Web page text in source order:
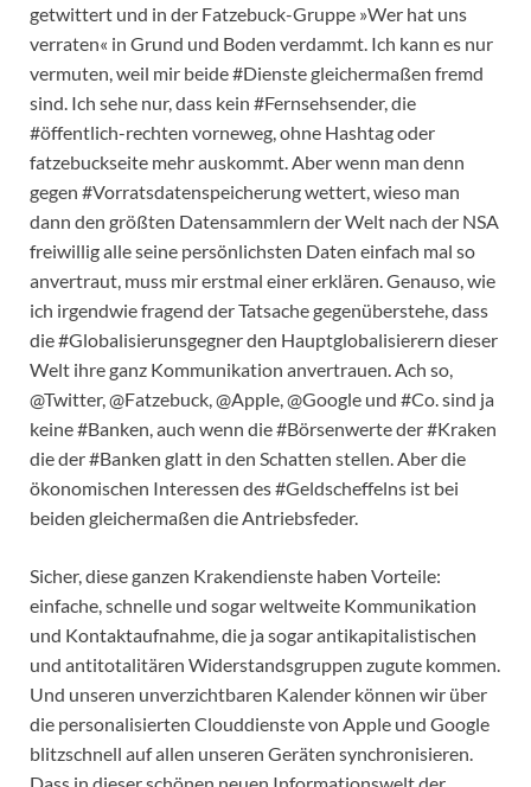
getwittert und in der Fatzebuck-Gruppe »Wer hat uns
verraten« in Grund und Boden verdammt. Ich kann es nur
vermuten, weil mir beide #Dienste gleichermaßen fremd
sind. Ich sehe nur, dass kein #Fernsehsender, die
#öffentlich-rechten vorneweg, ohne Hashtag oder
fatzebuckseite mehr auskommt. Aber wenn man denn
gegen #Vorratsdatenspeicherung wettert, wieso man
dann den größten Datensammlern der Welt nach der NSA
freiwillig alle seine persönlichsten Daten einfach mal so
anvertraut, muss mir erstmal einer erklären. Genauso, wie
ich irgendwie fragend der Tatsache gegenüberstehe, dass
die #Globalisierunsgegner den Hauptglobalisierern dieser
Welt ihre ganz Kommunikation anvertrauen. Ach so,
@Twitter, @Fatzebuck, @Apple, @Google und #Co. sind ja
keine #Banken, auch wenn die #Börsenwerte der #Kraken
die der #Banken glatt in den Schatten stellen. Aber die
ökonomischen Interessen des #Geldscheffelns ist bei
beiden gleichermaßen die Antriebsfeder.
Sicher, diese ganzen Krakendienste haben Vorteile:
einfache, schnelle und sogar weltweite Kommunikation
und Kontaktaufnahme, die ja sogar antikapitalistischen
und antitotalitären Widerstandsgruppen zugute kommen.
Und unseren unverzichtbaren Kalender können wir über
die personalisierten Clouddienste von Apple und Google
blitzschnell auf allen unseren Geräten synchronisieren.